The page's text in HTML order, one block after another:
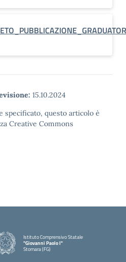
15.10.2024
specificato, questo articolo è
Creative Commons
Istituto Comprensivo Statale
"Giovanni Paolo I"
Stornara (FG)